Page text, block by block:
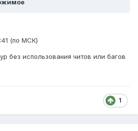
(по МСК)
без использования читов или багов
1